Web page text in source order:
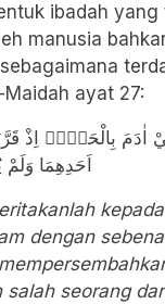
ibadah yang
manusia
Maidah ayat 27:
اٰدَمَ بِالْحَقِّۘ اِذْ
اَحَدِهِمَا
dengan
salah seorang